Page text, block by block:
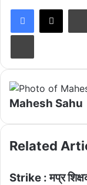
Mahesh Sahu
Related
Strike : मप्र